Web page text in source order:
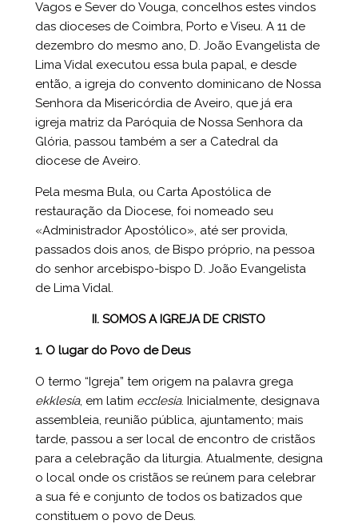
Vagos e Sever do Vouga, concelhos estes vindos
das dioceses de Coimbra, Porto e Viseu. A 11 de
dezembro do mesmo ano, D. João Evangelista de
Lima Vidal executou essa bula papal, e desde
então, a igreja do convento dominicano de Nossa
Senhora da Misericórdia de Aveiro, que já era
igreja matriz da Paróquia de Nossa Senhora da
Glória, passou também a ser a Catedral da
diocese de Aveiro.
Pela mesma Bula, ou Carta Apostólica de
restauração da Diocese, foi nomeado seu
«Administrador Apostólico», até ser provida,
passados dois anos, de Bispo próprio, na pessoa
do senhor arcebispo-bispo D. João Evangelista
de Lima Vidal.
II. SOMOS A IGREJA DE CRISTO
1. O lugar do Povo de Deus
O termo “Igreja” tem origem na palavra grega
ekklesía, em latim ecclesia. Inicialmente, designava
assembleia, reunião pública, ajuntamento; mais
tarde, passou a ser local de encontro de cristãos
para a celebração da liturgia. Atualmente, designa
o local onde os cristãos se reúnem para celebrar
a sua fé e conjunto de todos os batizados que
constituem o povo de Deus.